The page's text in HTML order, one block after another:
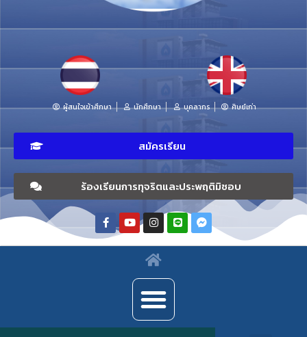
ผู้สนใจเข้าศึกษา นักศึกษา บุคลากร ศิษย์เก่า
สมัครเรียน
ร้องเรียนการทุจริตและประพฤติมิชอบ